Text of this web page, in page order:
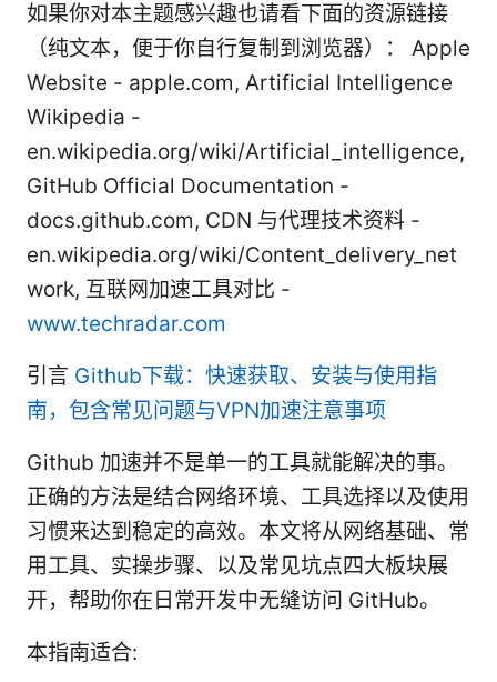
如果你对本主题感兴趣也请看下面的资源链接
（纯文本，便于你自行复制到浏览器）： Apple
Website - apple.com, Artificial Intelligence
Wikipedia -
en.wikipedia.org/wiki/Artificial_intelligence,
GitHub Official Documentation -
docs.github.com, CDN 与代理技术资料 -
en.wikipedia.org/wiki/Content_delivery_net
work, 互联网加速工具对比 -
www.techradar.com
引言 Github下载：快速获取、安装与使用指
南，包含常见问题与VPN加速注意事项
Github 加速并不是单一的工具就能解决的事。
正确的方法是结合网络环境、工具选择以及使用
习惯来达到稳定的高效。本文将从网络基础、常
用工具、实操步骤、以及常见坑点四大板块展
开，帮助你在日常开发中无缝访问 GitHub。
本指南适合: